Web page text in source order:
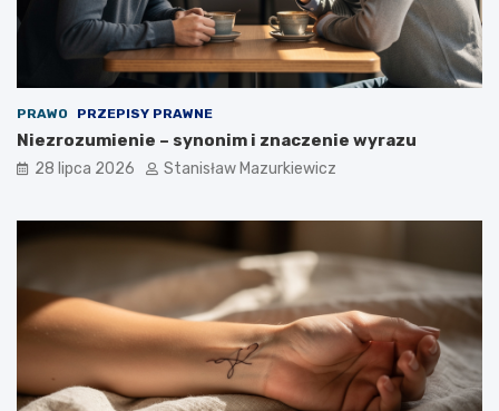
PRAWO PRZEPISY PRAWNE
Niezrozumienie – synonim i znaczenie wyrazu
28 lipca 2026 Stanisław Mazurkiewicz